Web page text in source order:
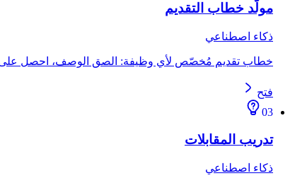
مولّد خطاب التقديم
ذكاء اصطناعي
خطاب تقديم مُخصّص لأي وظيفة: الصق الوصف، احصل
فتح
03
تدريب المقابلات
ذكاء اصطناعي